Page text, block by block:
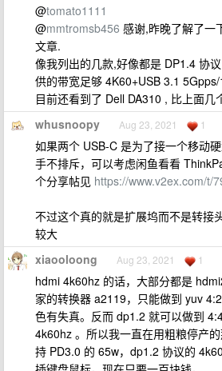
@tomato1111
@mmtromsb456 感谢,昨晚了解了一
文章.
像我列出的几款,好像都是 DP1.4 协
供的带宽足够 4K60+USB 3.1
目前还看到了 Dell DA310 , 比上面几
whusnoopy Aug 23, 2021 1
如果两个 USB-C 是为了接一个移动
手不排斥，可以考虑闲鱼看看
个分享帖见 https://www.v2ex.com/t/
不过这个真的就是扩展坞而不是转接
较大
xiaooloong Aug 23, 2021 1
hdmi 4k60hz 的话，大部分都是
家的转换器 a2119，只能做到 yuv
色有失真。反而 dp1.2 就可以做到
4k60hz 。所以我一直在用粗粮停产
持 PD3.0 的 65w，dp1.2 协议的